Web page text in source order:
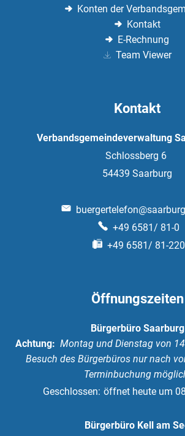
Konten der
Kontakt
E-Rechnung
Team Viewer
Kontakt
Verbandsgemeindeverwaltung
Schlossberg 6
54439 Saarburg
+49 6581/ 81-0
+49 6581/ 81-220
Öffnungszeiten
Bürgerbüro Saarburg
Achtung: Montag und Dienstag von
Besuch des Bürgerbüros nur nach
Terminbuchung
Klicken, um weitere Öffnungs-
Geschlossen: öffnet heute um
Bürgerbüro Kell am